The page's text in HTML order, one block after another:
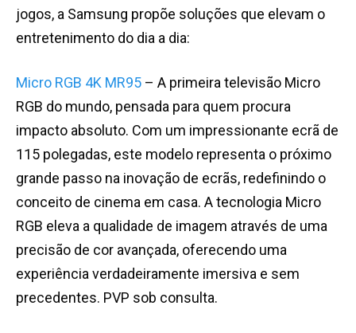
jogos, a Samsung propõe soluções que elevam o
entretenimento do dia a dia:
Micro RGB 4K MR95 – A primeira televisão Micro
RGB do mundo, pensada para quem procura
impacto absoluto. Com um impressionante ecrã de
115 polegadas, este modelo representa o próximo
grande passo na inovação de ecrãs, redefinindo o
conceito de cinema em casa. A tecnologia Micro
RGB eleva a qualidade de imagem através de uma
precisão de cor avançada, oferecendo uma
experiência verdadeiramente imersiva e sem
precedentes. PVP sob consulta.